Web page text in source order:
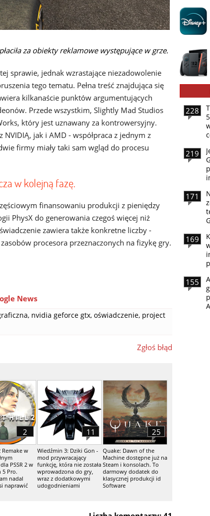
za obiekty reklamowe występujące w grze.
sprawie, jednak wzrastające niezadowolenie
tego tematu. Pełna treść znajdująca się
kilkanaście punktów argumentujących
Przede wszystkim, Slightly Mad Studios
który jest uznawany za kontrowersyjny.
jak i AMD - współpraca z jednym z
firmy miały taki sam wgląd do procesu
w kolejną fazę.
finansowaniu produkcji z pieniędzy
PhysX do generowania czegoś więcej niż
zawiera także konkretne liczby -
procesora przeznaczonych na fizykę gry.
News
, nvidia geforce gtx, oświadczenie, project
Zgłoś błąd
w
PSSR 2 w
5 Pro.
nadal
naprawić
2
Wiedźmin 3: Dziki Gon -
mod przywracający
funkcję, która nie została
wprowadzona do gry,
wraz z dodatkowymi
udogodnieniami
11
Quake: Dawn of the
Machine dostępne już na
Steam i konsolach. To
darmowy dodatek do
klasycznej produkcji id
Software
25
228
219
171
169
155